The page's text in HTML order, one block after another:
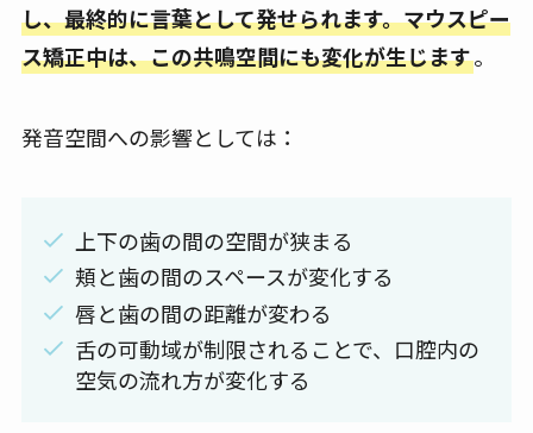
し、最終的に言葉として発せられます。マウスピー
ス矯正中は、この共鳴空間にも変化が生じます。
発音空間への影響としては：
上下の歯の間の空間が狭まる
頬と歯の間のスペースが変化する
唇と歯の間の距離が変わる
舌の可動域が制限されることで、口腔内の
空気の流れ方が変化する